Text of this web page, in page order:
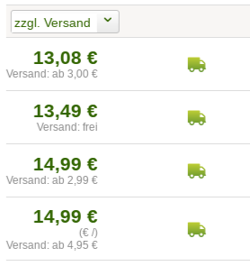
zzgl. Versand
13,08 €
Versand: ab 3,00 €
13,49 €
Versand: frei
14,99 €
Versand: ab 2,99 €
14,99 €
(€ /)
Versand: ab 4,95 €